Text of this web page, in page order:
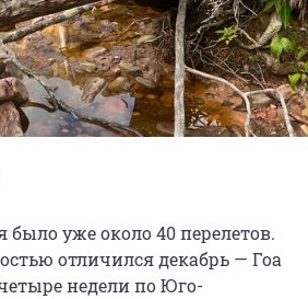
было уже около 40 перелетов.
отличился декабрь — Гоа
недели по Юго-